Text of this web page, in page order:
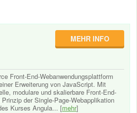
MEHR INFO
Front-End-Webanwendungsplattform
Erweiterung von JavaScript. Mit
modulare und skalierbare Front-End-
der Single-Page-Webapplikation
Kurses Angula... [mehr]